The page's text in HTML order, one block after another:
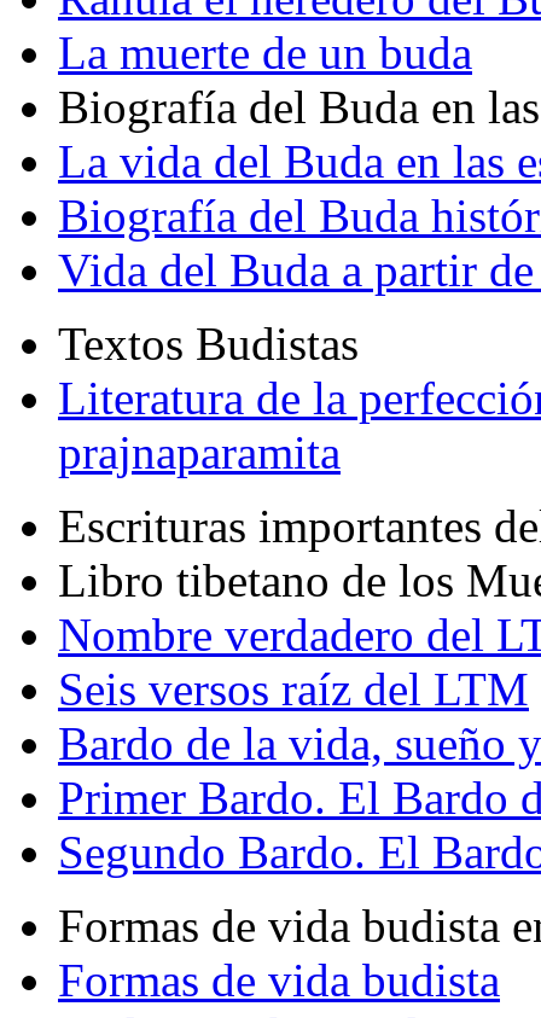
La muerte de un buda
Biografía del Buda en
La vida del Buda en las
Biografía del Buda
Vida del Buda a partir de
Textos Budistas
Literatura de la
prajnaparamita
Escrituras importantes
Libro tibetano de los
Nombre verdadero del
Seis versos raíz del LTM
Bardo de la vida, sueño
Primer Bardo. El Bardo
Segundo Bardo. El
Formas de vida budista
Formas de vida budista